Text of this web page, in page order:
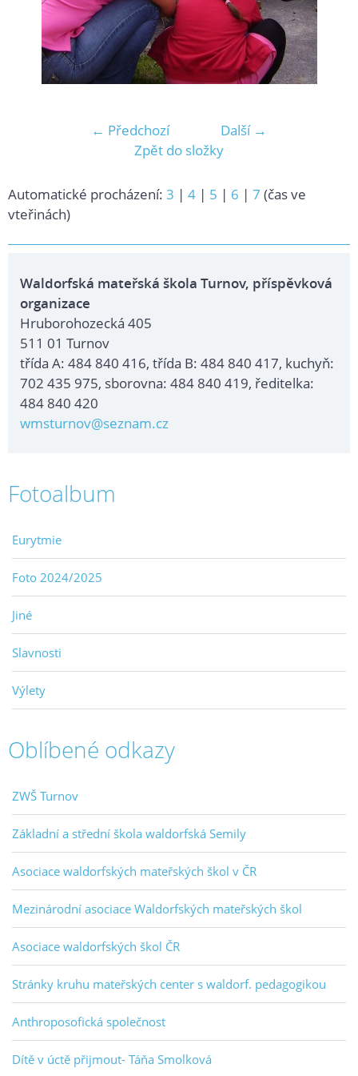
← Předchozí
Další →
Zpět do složky
Automatické procházení: 3 | 4 | 5 | 6 | 7 (čas ve
vteřinách)
Waldorfská mateřská škola Turnov, příspěvková
organizace
Hruborohozecká 405
511 01 Turnov
třída A: 484 840 416, třída B: 484 840 417, kuchyň:
702 435 975, sborovna: 484 840 419, ředitelka:
484 840 420
wmsturnov@seznam.cz
Fotoalbum
Eurytmie
Foto 2024/2025
Jiné
Slavnosti
Výlety
Oblíbené odkazy
ZWŠ Turnov
Základní a střední škola waldorfská Semily
Asociace waldorfských mateřských škol v ČR
Mezinárodní asociace Waldorfských mateřských škol
Asociace waldorfských škol ČR
Stránky kruhu mateřských center s waldorf. pedagogikou
Anthroposofická společnost
Dítě v úctě přijmout- Táňa Smolková